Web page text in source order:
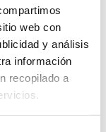
web con
y análisis
información
recopilado a